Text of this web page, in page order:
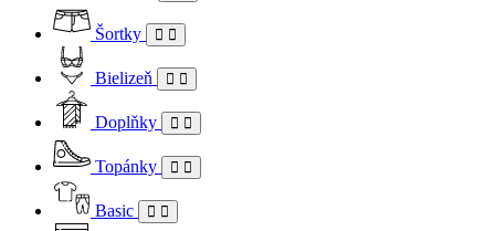
Šortky
Bielizeň
Doplňky
Topánky
Basic